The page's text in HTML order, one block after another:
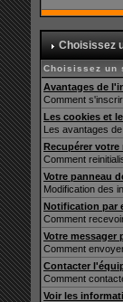
Choisissez
Choisissez un
Avantages de
Comment
Les cookies et
Les avantages
Recupérer
Comment
Votre panneau
Modification des
Notification par
Comment
Votre messager
Comment
Contacter
Comment
Voir les